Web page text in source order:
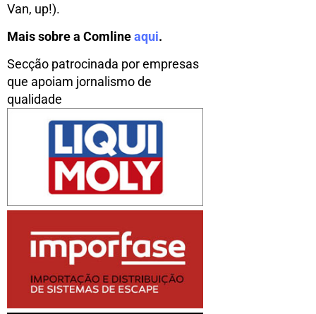
Van, up!).
Mais sobre a Comlineaqui.
Secção patrocinada por empresas
que apoiam jornalismo de
qualidade